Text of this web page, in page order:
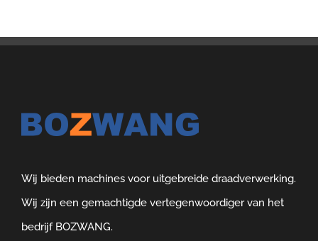
Wij bieden machines voor uitgebreide draadverwerking.
Wij zijn een gemachtigde vertegenwoordiger van het
bedrijf BOZWANG.